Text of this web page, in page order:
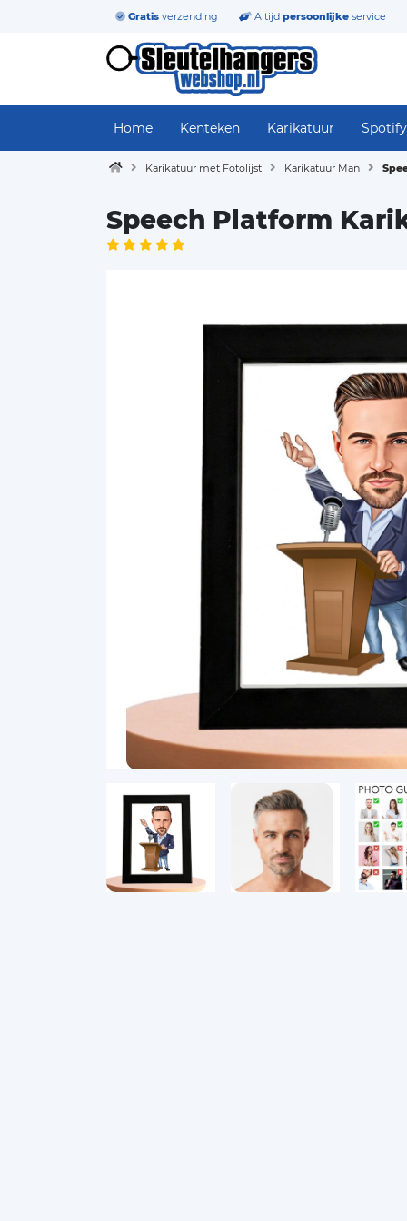
Gratis verzending Altijd persoonlijke service
Home Kenteken Karikatuur Spotify
Karikatuur met Fotolijst Karikatuur Man
Speech Platform